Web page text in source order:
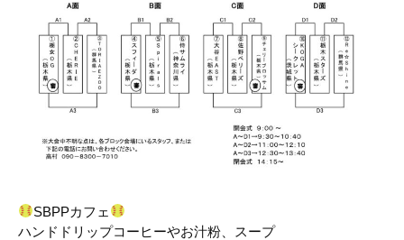
SBPPカフェ
ハンドドリップコーヒーやお汁粉、スープ